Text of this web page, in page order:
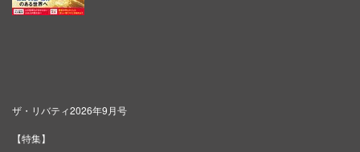
ザ・リバティ2026年9月号
【特集】